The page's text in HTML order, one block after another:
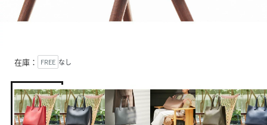
在庫： FREE なし